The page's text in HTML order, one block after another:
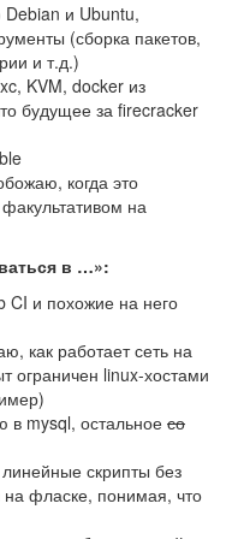
Debian и Ubuntu,
(сборка пакетов,
и т.д.)
KVM, docker из
будущее за firecracker
когда это
на
в …»:
CI и похожие на него
как работает сеть на
ограничен linux-хостами
mysql, остальное со
скрипты без
фласке, понимая, что